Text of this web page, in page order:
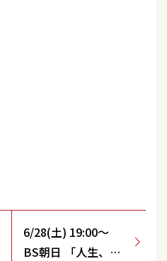
6/28(土) 19:00～
BS朝日 「人生、歌